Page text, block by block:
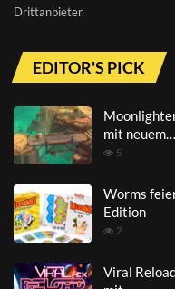
Drittanbieter.
EDITOR'S PICK
mit neuem…
5
Worms
Edition
2
Viral